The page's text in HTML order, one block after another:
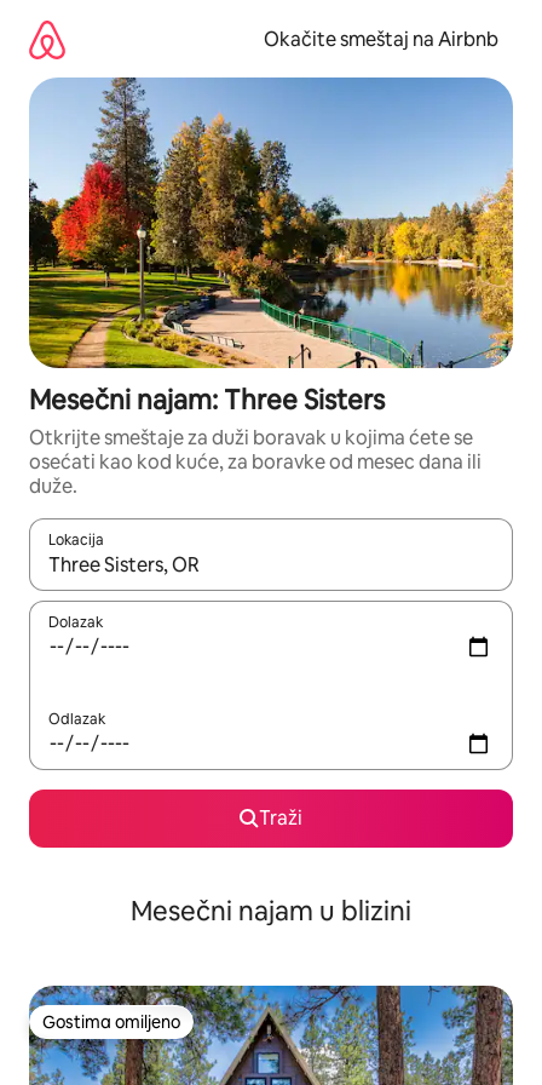
sadržaj
Okačite smeštaj na Airbnb
Mesečni najam: Three Sisters
Otkrijte smeštaje za duži boravak u kojima ćete se
osećati kao kod kuće, za boravke od mesec dana ili
duže.
Lokacija
Kad su rezultati dostupni, možete da se krećete kroz njih
Dolazak
Odlazak
Traži
Mesečni najam u blizini
Gostima omiljeno
Gostima omiljeno